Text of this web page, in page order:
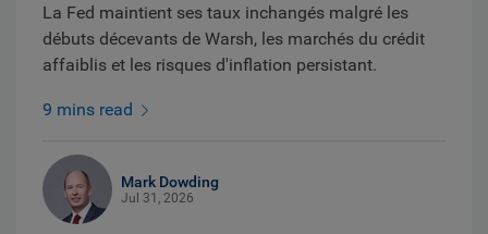
La Fed maintient ses taux inchangés malgré les
débuts décevants de Warsh, les marchés du crédit
affaiblis et les risques d'inflation persistant.
9 mins read
Mark Dowding
Jul 31, 2026